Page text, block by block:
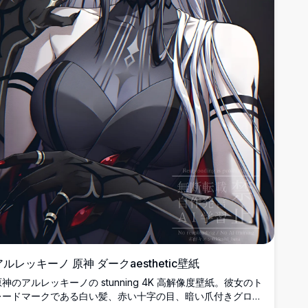
ルレッキーノ 原神 ダークaesthetic壁紙
のアルレッキーノの stunning 4K 高解像度壁紙。彼女のト
ドマークである白い髪、赤い十字の目、暗い爪付きグロー